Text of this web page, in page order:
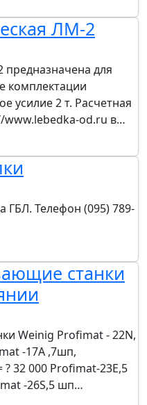
ЛМ-2
предназначена для
комплектации
усилие 2 т. Расчетная
www.lebedka-od.ru в…
ГБЛ. Телефон (095) 789-
станки
Weinig Profimat - 22N,
-17A ,7шп,
32 000 Profimat-23Е,5
-26S,5 шп…